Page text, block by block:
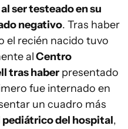
ser testeado en su
negativo. Tras haber
el recién nacido tuvo
alCentro
tras haber presentado
fue internado en
un cuadro más
pediátrico del hospital,